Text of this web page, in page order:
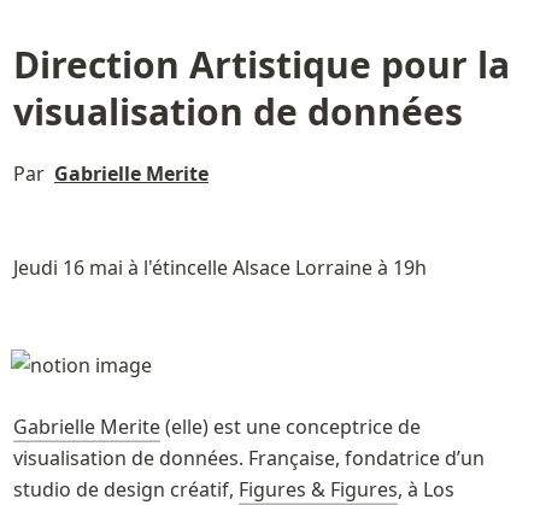
Direction Artistique pour la
visualisation de données
Par Gabrielle Merite
Jeudi 16 mai à l'étincelle Alsace Lorraine à 19h
Gabrielle Merite (elle) est une conceptrice de
visualisation de données. Française, fondatrice d’un
studio de design créatif, Figures & Figures, à Los